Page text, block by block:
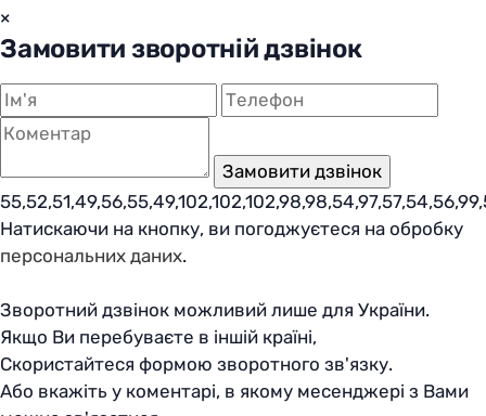
×
Замовити зворотній дзвінок
Натискаючи на кнопку, ви погоджуєтеся на обробку
персональних даних.
Зворотний дзвінок можливий лише для України.
Якщо Ви перебуваєте в іншій країні,
Скористайтеся формою зворотного зв'язку.
Або вкажіть у коментарі, в якому месенджері з Вами